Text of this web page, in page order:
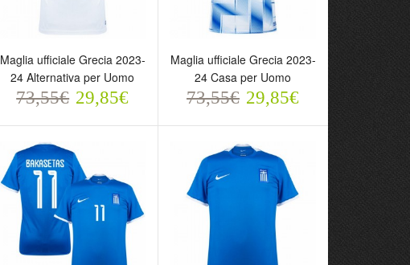
Maglia ufficiale Grecia
2023-24 Alternativa per
Uomo
73,55€ 29,85€
Maglia ufficiale Grecia
2023-24 Casa per Uomo
73,55€ 29,85€
Maglia ufficiale Grecia 2023-
24 Alternativa per Uomo
73,55€ 29,85€
Maglia ufficiale Grecia 2023-
24 Casa per Uomo
73,55€ 29,85€